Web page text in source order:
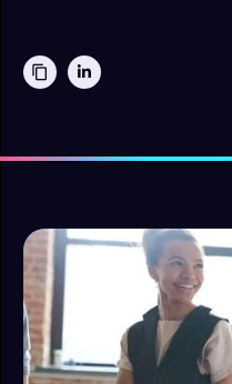
content_copy